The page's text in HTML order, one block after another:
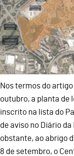
Nos termos do
outubro, a planta de
inscrito na lista do
de aviso no Diário
obstante, ao abrigo
8 de setembro, o